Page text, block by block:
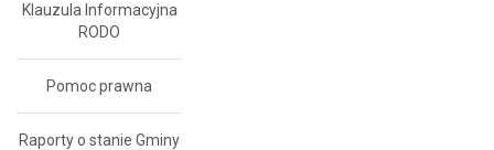
Klauzula Informacyjna
RODO
Pomoc prawna
Raporty o stanie Gminy